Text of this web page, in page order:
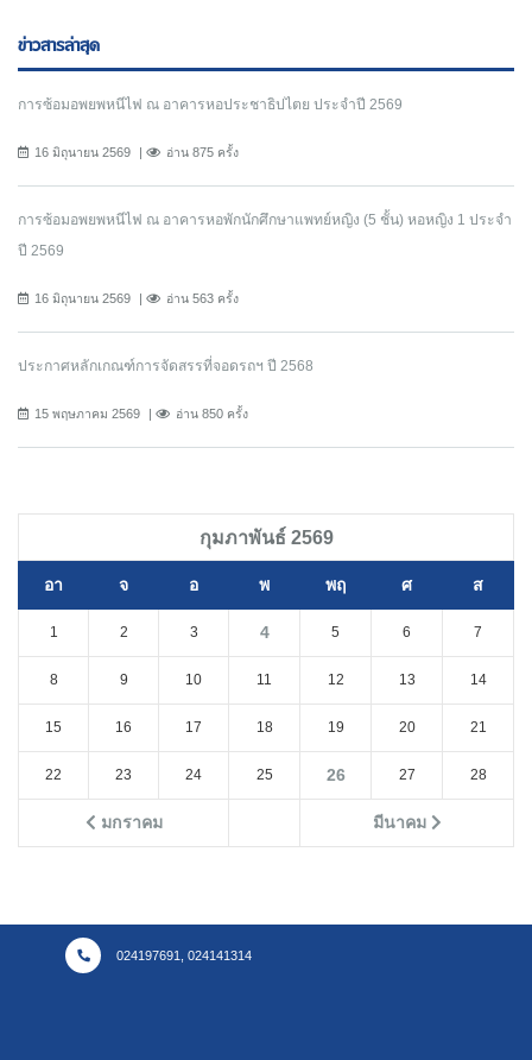
ข่าวสารล่าสุด
การซ้อมอพยพหนีไฟ ณ อาคารหอประชาธิปไตย ประจำปี 2569
16 มิถุนายน 2569 อ่าน 875 ครั้ง
การซ้อมอพยพหนีไฟ ณ อาคารหอพักนักศึกษาแพทย์หญิง (5 ชั้น) หอหญิง 1 ประจำ
ปี 2569
16 มิถุนายน 2569 อ่าน 563 ครั้ง
ประกาศหลักเกณฑ์การจัดสรรที่จอดรถฯ ปี 2568
15 พฤษภาคม 2569 อ่าน 850 ครั้ง
กุมภาพันธ์ 2569
อา จ อ พ พฤ ศ ส
มกราคม มีนาคม
1 2 3 4 5 6 7
8 9 10 11 12 13 14
15 16 17 18 19 20 21
22 23 24 25 26 27 28
024197691, 024141314